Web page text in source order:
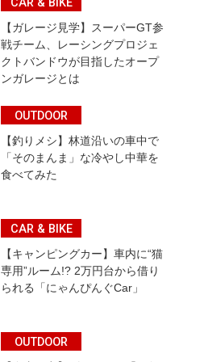
【ガレージ見学】スーパーGT参
戦チーム、レーシングプロジェ
クトバンドウが目指したオープ
ンガレージとは
OUTDOOR
【釣りメシ】林道沿いの車中で
「そのまんま」な冷やし中華を
食べてみた
CAR & BIKE
【キャンピングカー】車内に“猫
専用”ルーム!? 2万円台から借り
られる「にゃんぴんぐCar」
OUTDOOR